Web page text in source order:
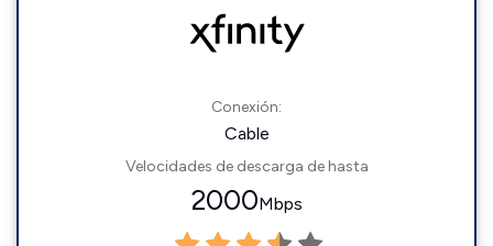
Conexión:
Cable
Velocidades de descarga de hasta
2000Mbps